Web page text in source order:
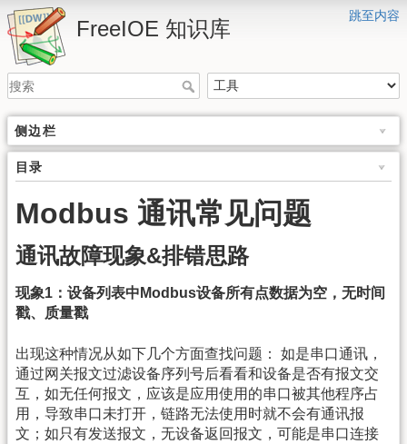
跳至内容
FreeIOE 知识库
侧边栏
目录
Modbus 通讯常见问题
通讯故障现象&排错思路
现象1：设备列表中Modbus设备所有点数据为空，无时间
戳、质量戳
出现这种情况从如下几个方面查找问题： 如是串口通讯，
通过网关报文过滤设备序列号后看看和设备是否有报文交
互，如无任何报文，应该是应用使用的串口被其他程序占
用，导致串口未打开，链路无法使用时就不会有通讯报
文；如只有发送报文，无设备返回报文，可能是串口连接